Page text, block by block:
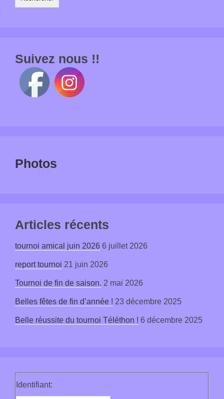
Suivez nous !!
Photos
Articles récents
tournoi amical juin 2026 6 juillet 2026
report tournoi 21 juin 2026
Tournoi de fin de saison. 2 mai 2026
Belles fêtes de fin d’année ! 23 décembre 2025
Belle réussite du tournoi Téléthon ! 6 décembre 2025
Identifiant: